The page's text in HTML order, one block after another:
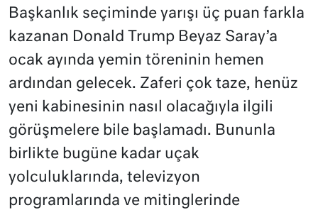
Başkanlık seçiminde yarışı üç puan farkla
kazanan Donald Trump Beyaz Saray’a
ocak ayında yemin töreninin hemen
ardından gelecek. Zaferi çok taze, henüz
yeni kabinesinin nasıl olacağıyla ilgili
görüşmelere bile başlamadı. Bununla
birlikte bugüne kadar uçak
yolculuklarında, televizyon
programlarında ve mitinglerinde